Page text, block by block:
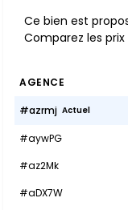
Ce bien est
Comparez les
AGENCE
#azrmj Actuel
#aywPG
#az2Mk
#aDX7W